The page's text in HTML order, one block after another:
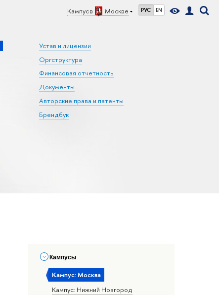
Кампус в Москве РУС EN
Устав и лицензии
Оргструктура
Финансовая отчетность
Документы
Авторские права и патенты
Брендбук
Кампусы
Кампус: Москва
Кампус: Нижний Новгород